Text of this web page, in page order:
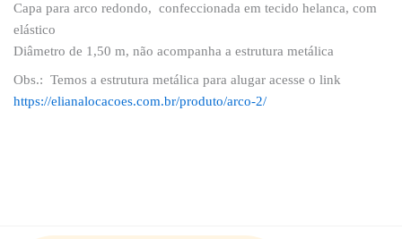
Capa para arco redondo, confeccionada em tecido helanca, com
elástico
Diâmetro de 1,50 m, não acompanha a estrutura metálica
Obs.: Temos a estrutura metálica para alugar acesse o link
https://elianalocacoes.com.br/produto/arco-2/